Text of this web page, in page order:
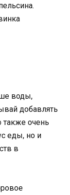
воды,
добавлять
очень
еды, но и
в